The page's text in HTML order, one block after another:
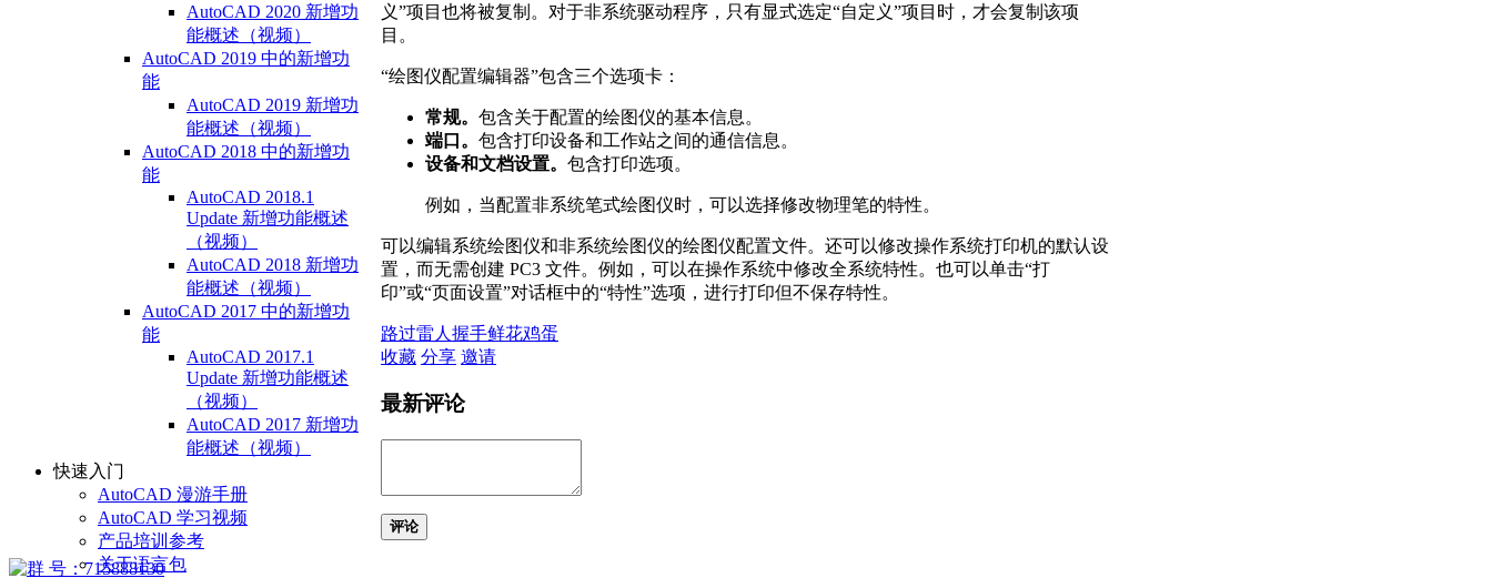
AutoCAD 2020 新增功
能概述（视频）
AutoCAD 2019 中的新增功
能
AutoCAD 2019 新增功
能概述（视频）
AutoCAD 2018 中的新增功
能
AutoCAD 2018.1
Update 新增功能概述
（视频）
AutoCAD 2018 新增功
能概述（视频）
AutoCAD 2017 中的新增功
能
AutoCAD 2017.1
Update 新增功能概述
（视频）
AutoCAD 2017 新增功
能概述（视频）
快速入门
AutoCAD 漫游手册
AutoCAD 学习视频
产品培训参考
关于语言包
义”项目也将被复制。对于非系统驱动程序，只有显式选定“自定义”项目时，才会复制该项
目。
“绘图仪配置编辑器”包含三个选项卡：
常规。 包含关于配置的绘图仪的基本信息。
端口。 包含打印设备和工作站之间的通信信息。
设备和文档设置。 包含打印选项。
例如，当配置非系统笔式绘图仪时，可以选择修改物理笔的特性。
可以编辑系统绘图仪和非系统绘图仪的绘图仪配置文件。还可以修改操作系统打印机的默认设
置，而无需创建 PC3 文件。例如，可以在操作系统中修改全系统特性。也可以单击“打
印”或“页面设置”对话框中的“特性”选项，进行打印但不保存特性。
路过雷人 握手鲜花鸡蛋
收藏 分享 邀请
最新评论
评论